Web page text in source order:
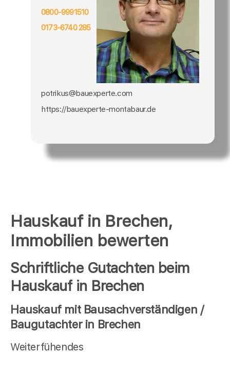
Hauskauf in Brechen,
Immobilien bewerten
Schriftliche Gutachten beim
Hauskauf in Brechen
Hauskauf mit Bausachverständigen /
Baugutachter in Brechen
Weiterfühendes
0800-9991510
0173-6740 285
potrikus@bauexperte.com
https://bauexperte-montabaur.de